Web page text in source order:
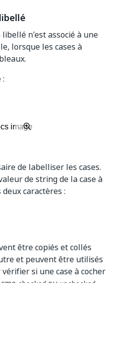
n'est associé à une
lorsque les cases à
de labelliser les cases.
de string de la case à
caractères :
être copiés et collés
et peuvent être utilisés
si une case à cocher
checked ou unchecked